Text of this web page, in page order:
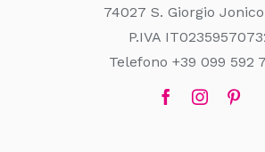
74027 S. Giorgio
P.IVA
Telefono +39 099 592